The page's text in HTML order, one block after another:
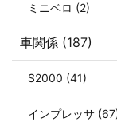
ミニベロ (2)
車関係 (187)
S2000 (41)
インプレッサ